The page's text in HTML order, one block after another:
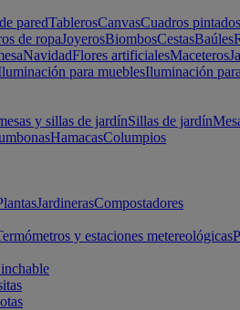
paredTablerosCanvasCuadros
de ropaJoyerosBiombosCestasBaúles
NavidadFlores artificialesMaceteros
para mueblesIluminación
y sillas de jardínSillas de jardín
HamacasColumpios
JardinerasCompostadores
y estaciones metereológicas